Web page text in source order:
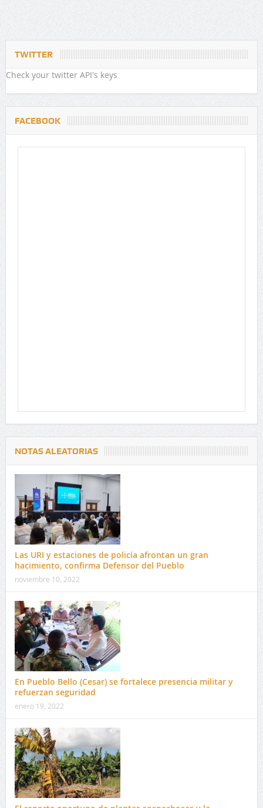
TWITTER
Check your twitter API's keys
FACEBOOK
NOTAS ALEATORIAS
Las URI y estaciones de policía afrontan un gran
hacimiento, confirma Defensor del Pueblo
noviembre 10, 2022
En Pueblo Bello (Cesar) se fortalece presencia militar y
refuerzan seguridad
enero 19, 2022